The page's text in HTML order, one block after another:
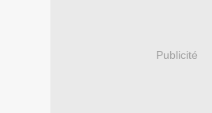
Publicité